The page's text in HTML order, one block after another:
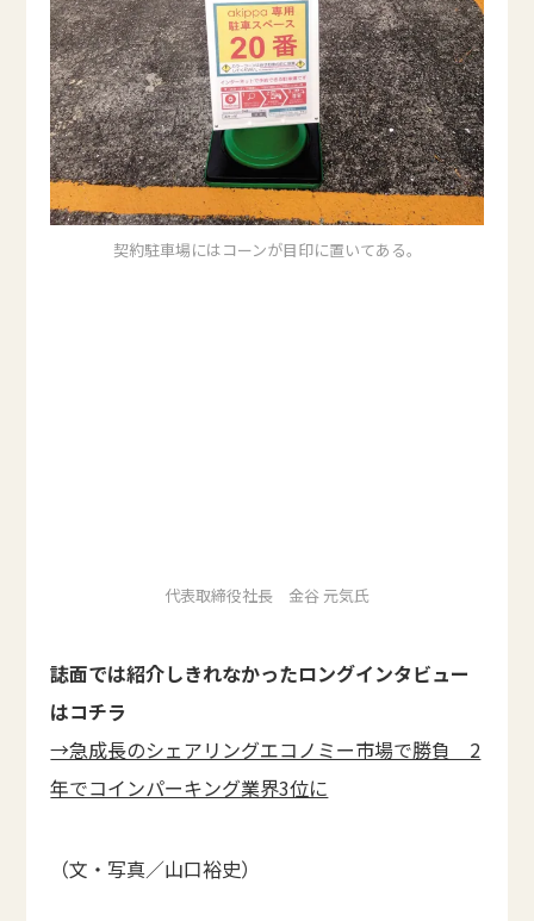
契約駐車場にはコーンが目印に置いてある。
代表取締役社長 金谷 元気氏
誌面では紹介しきれなかったロングインタビュー
はコチラ
→急成長のシェアリングエコノミー市場で勝負 2
年でコインパーキング業界3位に
（文・写真／山口裕史）